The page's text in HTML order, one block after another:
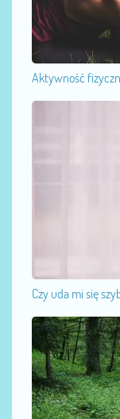
Aktywność
Czy uda mi się